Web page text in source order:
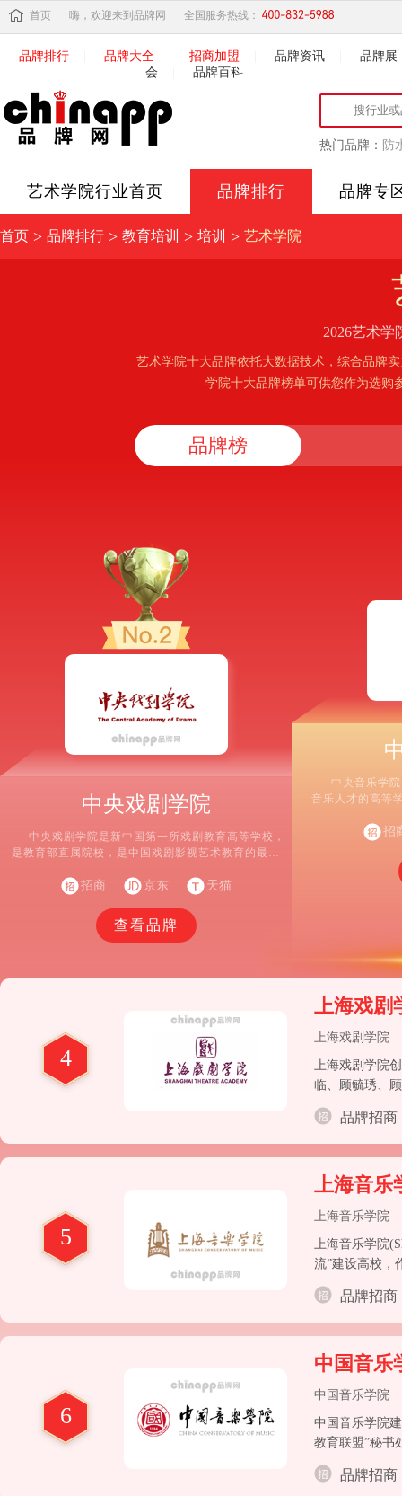
首页 嗨，欢迎来到品牌网 全国服务热线：
品牌排行 品牌大全 招商加盟 品牌资讯
品牌展
会
品牌百科
热门品牌： 防
艺术学院行业首页 品牌排行 品牌专
首页 > 品牌排行 > 教育培训 > 培训 > 艺术学院
2026艺术
艺术学院十大品牌依托大数据技术，综合品牌
学院十大品牌榜单可供您作为选购
品牌榜
中央戏剧学院
中央戏剧学院是新中国第一所戏剧教育高等学校，
是教育部直属院校，是中国戏剧影视艺术教育的最高
戏剧教育联盟总部、亚洲戏剧教育研究中心总部和世
校。
招商 京东 天猫
查看品牌
中央音乐学
音乐人才的高等
单位，中国艺招
4
上海戏剧
上海戏剧学院
上海戏剧学院
临、顾毓琇、
1953年，山东
独立建制)。
品牌招商
5
上海音乐
上海音乐学院
上海音乐学院
流”建设高校，
品牌招商
6
中国音乐
中国音乐学院
中国音乐学院
教育联盟”秘书
展社会主义民
博学、精艺”为
品牌招商